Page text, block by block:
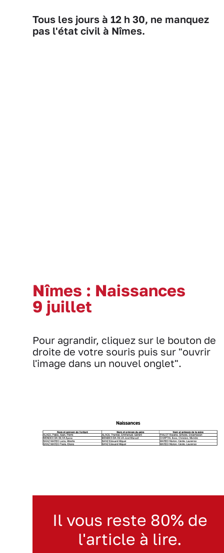
Tous les jours à 12 h 30, ne manquez
pas l'état civil à Nîmes.
Nîmes : Naissances
9 juillet
Pour agrandir, cliquez sur le bouton de
droite de votre souris puis sur "ouvrir
l'image dans un nouvel onglet".
Il vous reste 80% de
l'article à lire.